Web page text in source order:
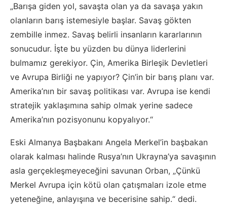
„Barışa giden yol, savaşta olan ya da savaşa yakın
olanların barış istemesiyle başlar. Savaş gökten
zembille inmez. Savaş belirli insanların kararlarının
sonucudur. İşte bu yüzden bu dünya liderlerini
bulmamız gerekiyor. Çin, Amerika Birleşik Devletleri
ve Avrupa Birliği ne yapıyor? Çin’in bir barış planı var.
Amerika’nın bir savaş politikası var. Avrupa ise kendi
stratejik yaklaşımına sahip olmak yerine sadece
Amerika’nın pozisyonunu kopyalıyor.“
Eski Almanya Başbakanı Angela Merkel’in başbakan
olarak kalması halinde Rusya’nın Ukrayna’ya savaşının
asla gerçekleşmeyeceğini savunan Orban, „Çünkü
Merkel Avrupa için kötü olan çatışmaları izole etme
yeteneğine, anlayışına ve becerisine sahip.“ dedi.